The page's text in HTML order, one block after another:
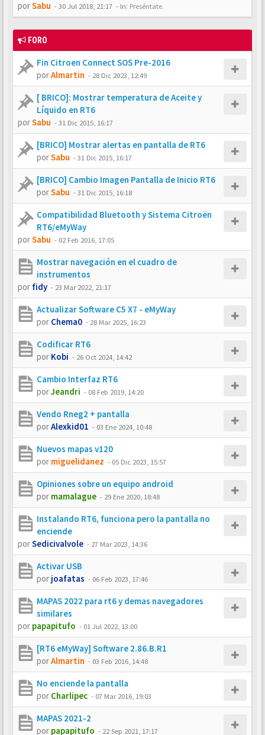
porSabu -30 Jul 2018, 21:17 - In: Preséntate.
FORO
Fin Citroen Connect SOS Pre-2016
porAlmartin - 28 Dic 2023, 12:49
[ BRICO]: Mostrar temperatura de Aceite y
Líquido en RT6
porSabu -31 Dic 2015, 16:17
[BRICO] Mostrar alertas en pantalla de RT6
porSabu -31 Dic 2015, 16:17
[BRICO] Cambio Imagen Pantalla de Inicio RT6
porSabu -31 Dic 2015, 16:18
Compatibilidad Bluetooth y Sistema Citroën
RT6/eMyWay
porSabu - 02 Feb 2016, 17:05
Mostrar navegación en el cuadro de
instrumentos
por fidy - 23 Mar 2022, 21:17
Actualizar Software C5 X7 - eMyWay
por Chema0 - 28 Mar 2025, 16:23
Codificar RT6
por Kobi - 26 Oct 2024, 14:42
Cambio Interfaz RT6
porJeandri - 08 Feb 2019, 14:20
Vendo Rneg2 + pantalla
porAlexkid01 - 03 Ene 2024, 10:48
Nuevos mapas v120
por miguelidanez - 05 Dic 2023, 15:57
Opiniones sobre un equipo android
por mamalague - 29 Ene 2020, 18:48
Instalando RT6, funciona pero la pantalla no
enciende
porSedicivalvole - 27 Mar 2023, 14:36
Activar USB
por joafatas - 06 Feb 2023, 17:46
MAPAS 2022 para rt6 y demas navegadores
similares
por papapitufo - 01 Jul 2022, 13:00
[RT6 eMyWay] Software 2.86.B.R1
porAlmartin - 03 Feb 2016, 14:48
No enciende la pantalla
por Charlipec - 07 Mar 2016, 19:03
MAPAS 2021-2
por papapitufo - 22 Sep 2021, 17:17